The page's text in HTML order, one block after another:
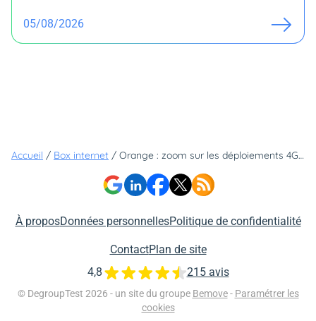
05/08/2026
Accueil / Box internet / Orange : zoom sur les déploiements 4G et fibre en Pays de la Loire
À proposDonnées personnellesPolitique de confidentialité
ContactPlan de site
© DegroupTest 2026 - un site du groupe Bemove - Paramétrer les
cookies
4,8 215 avis